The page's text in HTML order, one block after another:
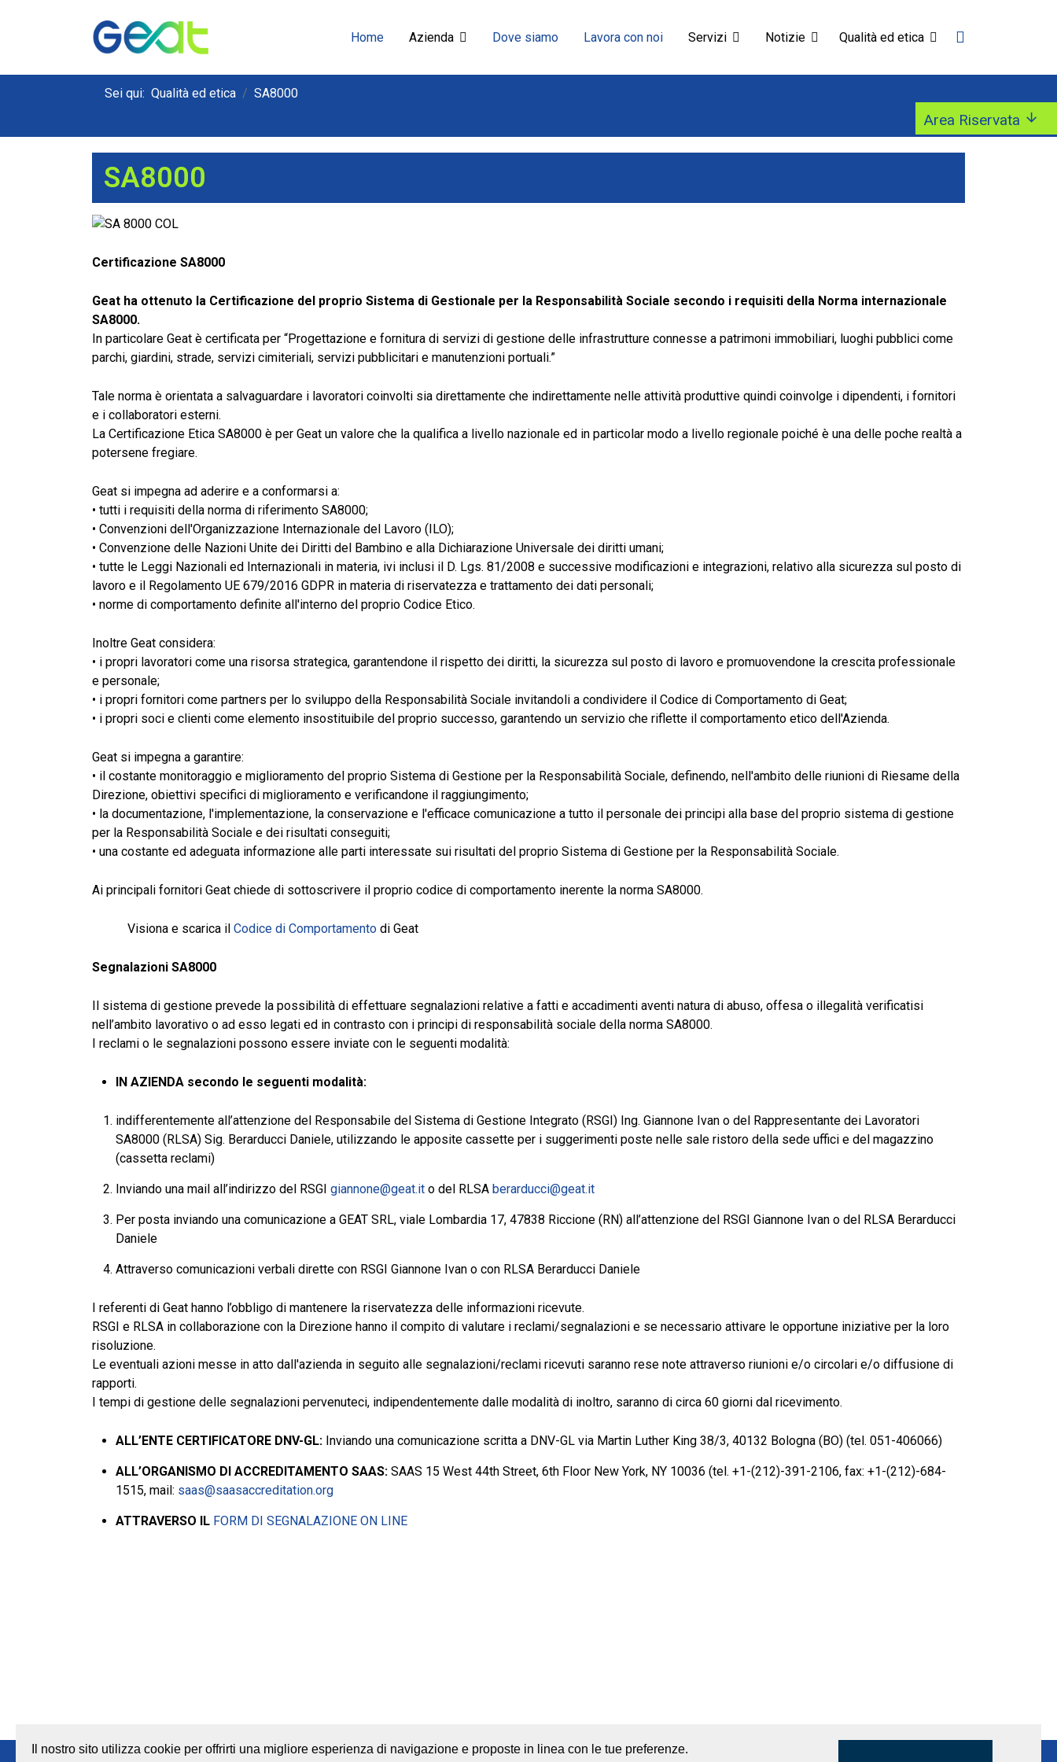
Home Azienda Dove siamo Lavora con noi Servizi Notizie Qualità ed etica
Sei qui: Qualità ed etica SA8000
SA8000
Certificazione SA8000
Geat ha ottenuto la Certificazione del proprio Sistema di Gestionale per la Responsabilità Sociale secondo i requisiti della Norma internazionale
SA8000.
In particolare Geat è certificata per “Progettazione e fornitura di servizi di gestione delle infrastrutture connesse a patrimoni immobiliari, luoghi pubblici come
parchi, giardini, strade, servizi cimiteriali, servizi pubblicitari e manutenzioni portuali.”
Tale norma è orientata a salvaguardare i lavoratori coinvolti sia direttamente che indirettamente nelle attività produttive quindi coinvolge i dipendenti, i fornitori
e i collaboratori esterni.
La Certificazione Etica SA8000 è per Geat un valore che la qualifica a livello nazionale ed in particolar modo a livello regionale poiché è una delle poche realtà a
potersene fregiare.
Geat si impegna ad aderire e a conformarsi a:
• tutti i requisiti della norma di riferimento SA8000;
• Convenzioni dell'Organizzazione Internazionale del Lavoro (ILO);
• Convenzione delle Nazioni Unite dei Diritti del Bambino e alla Dichiarazione Universale dei diritti umani;
• tutte le Leggi Nazionali ed Internazionali in materia, ivi inclusi il D. Lgs. 81/2008 e successive modificazioni e integrazioni, relativo alla sicurezza sul posto di
lavoro e il Regolamento UE 679/2016 GDPR in materia di riservatezza e trattamento dei dati personali;
• norme di comportamento definite all'interno del proprio Codice Etico.
Inoltre Geat considera:
• i propri lavoratori come una risorsa strategica, garantendone il rispetto dei diritti, la sicurezza sul posto di lavoro e promuovendone la crescita professionale
e personale;
• i propri fornitori come partners per lo sviluppo della Responsabilità Sociale invitandoli a condividere il Codice di Comportamento di Geat;
• i propri soci e clienti come elemento insostituibile del proprio successo, garantendo un servizio che riflette il comportamento etico dell'Azienda.
Geat si impegna a garantire:
• il costante monitoraggio e miglioramento del proprio Sistema di Gestione per la Responsabilità Sociale, definendo, nell'ambito delle riunioni di Riesame della
Direzione, obiettivi specifici di miglioramento e verificandone il raggiungimento;
• la documentazione, l'implementazione, la conservazione e l'efficace comunicazione a tutto il personale dei principi alla base del proprio sistema di gestione
per la Responsabilità Sociale e dei risultati conseguiti;
• una costante ed adeguata informazione alle parti interessate sui risultati del proprio Sistema di Gestione per la Responsabilità Sociale.
Ai principali fornitori Geat chiede di sottoscrivere il proprio codice di comportamento inerente la norma SA8000.
Visiona e scarica il Codice di Comportamento di Geat
Segnalazioni SA8000
Il sistema di gestione prevede la possibilità di effettuare segnalazioni relative a fatti e accadimenti aventi natura di abuso, offesa o illegalità verificatisi
nell’ambito lavorativo o ad esso legati ed in contrasto con i principi di responsabilità sociale della norma SA8000.
I reclami o le segnalazioni possono essere inviate con le seguenti modalità:
IN AZIENDA secondo le seguenti modalità:
indifferentemente all’attenzione del Responsabile del Sistema di Gestione Integrato (RSGI) Ing. Giannone Ivan o del Rappresentante dei Lavoratori
SA8000 (RLSA) Sig. Berarducci Daniele, utilizzando le apposite cassette per i suggerimenti poste nelle sale ristoro della sede uffici e del magazzino
(cassetta reclami)
Inviando una mail all’indirizzo del RSGI giannone@geat.it o del RLSA berarducci@geat.it
Per posta inviando una comunicazione a GEAT SRL, viale Lombardia 17, 47838 Riccione (RN) all’attenzione del RSGI Giannone Ivan o del RLSA Berarducci
Daniele
Attraverso comunicazioni verbali dirette con RSGI Giannone Ivan o con RLSA Berarducci Daniele
I referenti di Geat hanno l’obbligo di mantenere la riservatezza delle informazioni ricevute.
RSGI e RLSA in collaborazione con la Direzione hanno il compito di valutare i reclami/segnalazioni e se necessario attivare le opportune iniziative per la loro
risoluzione.
Le eventuali azioni messe in atto dall'azienda in seguito alle segnalazioni/reclami ricevuti saranno rese note attraverso riunioni e/o circolari e/o diffusione di
rapporti.
I tempi di gestione delle segnalazioni pervenuteci, indipendentemente dalle modalità di inoltro, saranno di circa 60 giorni dal ricevimento.
ALL’ENTE CERTIFICATORE DNV-GL: Inviando una comunicazione scritta a DNV-GL via Martin Luther King 38/3, 40132 Bologna (BO) (tel. 051-406066)
ALL’ORGANISMO DI ACCREDITAMENTO SAAS: SAAS 15 West 44th Street, 6th Floor New York, NY 10036 (tel. +1-(212)-391-2106, fax: +1-(212)-684-
1515, mail: saas@saasaccreditation.org
ATTRAVERSO IL FORM DI SEGNALAZIONE ON LINE
Area Riservata
Il nostro sito utilizza cookie per offrirti una migliore esperienza di navigazione e proposte in linea con le tue preferenze.